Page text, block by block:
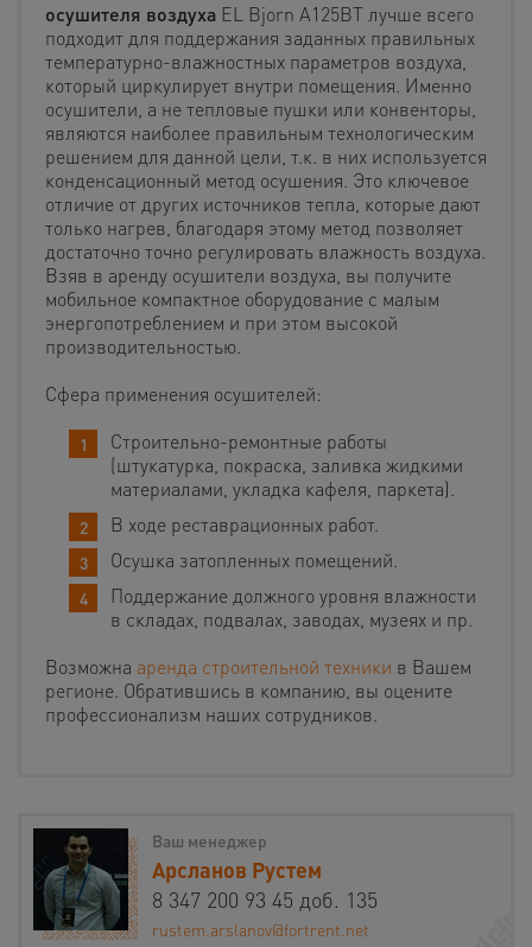
осушителя воздуха EL Bjorn A125BT лучше всего
подходит для поддержания заданных правильных
температурно-влажностных параметров воздуха,
который циркулирует внутри помещения. Именно
осушители, а не тепловые пушки или конвенторы,
являются наиболее правильным технологическим
решением для данной цели, т.к. в них используется
конденсационный метод осушения. Это ключевое
отличие от других источников тепла, которые дают
только нагрев, благодаря этому метод позволяет
достаточно точно регулировать влажность воздуха.
Взяв в аренду осушители воздуха, вы получите
мобильное компактное оборудование с малым
энергопотреблением и при этом высокой
производительностью.
Сфера применения осушителей:
Строительно-ремонтные работы
(штукатурка, покраска, заливка жидкими
материалами, укладка кафеля, паркета).
В ходе реставрационных работ.
Осушка затопленных помещений.
Поддержание должного уровня влажности
в складах, подвалах, заводах, музеях и пр.
Возможна аренда строительной техники в Вашем
регионе. Обратившись в компанию, вы оцените
профессионализм наших сотрудников.
Ваш менеджер
Арсланов Рустем
8 347 200 93 45 доб. 135
rustem.arslanov@fortrent.net